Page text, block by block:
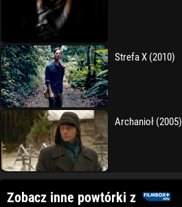
Strefa X (2010)
Archanioł (2005)
Zobacz inne powtórki z